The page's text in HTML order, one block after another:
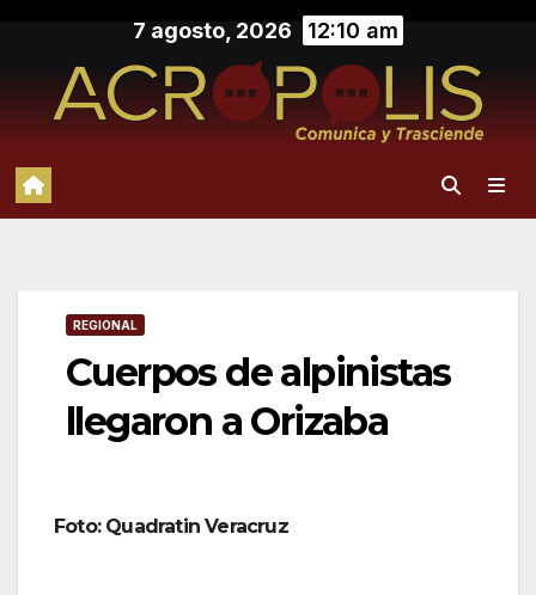
contenido
7 agosto, 2026 12:10 am
REGIONAL
Cuerpos de alpinistas
llegaron a Orizaba
Foto: Quadratin Veracruz